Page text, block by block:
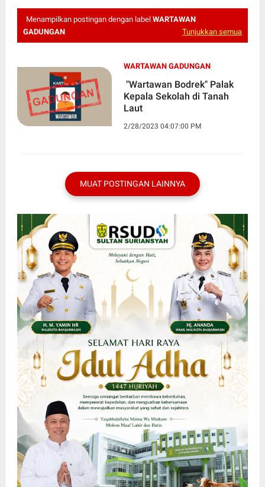
Menampilkan postingan dengan label WARTAWAN
GADUNGAN
Tunjukkan semua
WARTAWAN GADUNGAN
"Wartawan Bodrek" Palak
Kepala Sekolah di Tanah
Laut
2/28/2023 04:07:00 PM
MUAT POSTINGAN LAINNYA